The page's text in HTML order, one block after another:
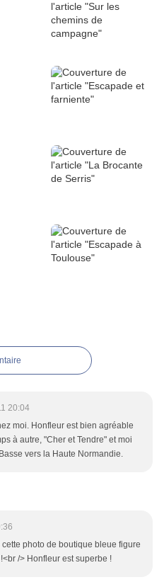
20:04
moi. Honfleur est bien agréable
à autre, "Cher et Tendre" et moi
vers la Haute Normandie.
photo de boutique bleue figure
/> Honfleur est superbe !